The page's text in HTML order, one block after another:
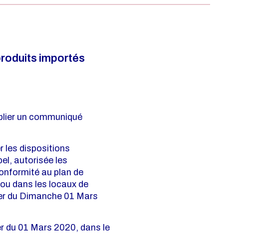
importés
un communiqué
les dispositions
autorisée les
au plan de
dans les locaux de
du Dimanche 01 Mars
du 01 Mars 2020, dans le